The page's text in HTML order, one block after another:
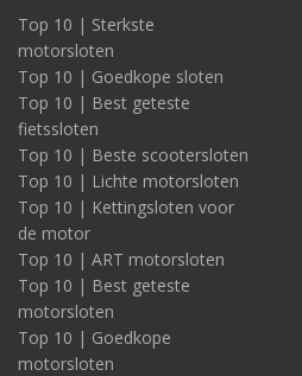
Top 10 | Sterkste
motorsloten
Top 10 | Goedkope sloten
Top 10 | Best geteste
fietssloten
Top 10 | Beste scootersloten
Top 10 | Lichte motorsloten
Top 10 | Kettingsloten voor
de motor
Top 10 | ART motorsloten
Top 10 | Best geteste
motorsloten
Top 10 | Goedkope
motorsloten